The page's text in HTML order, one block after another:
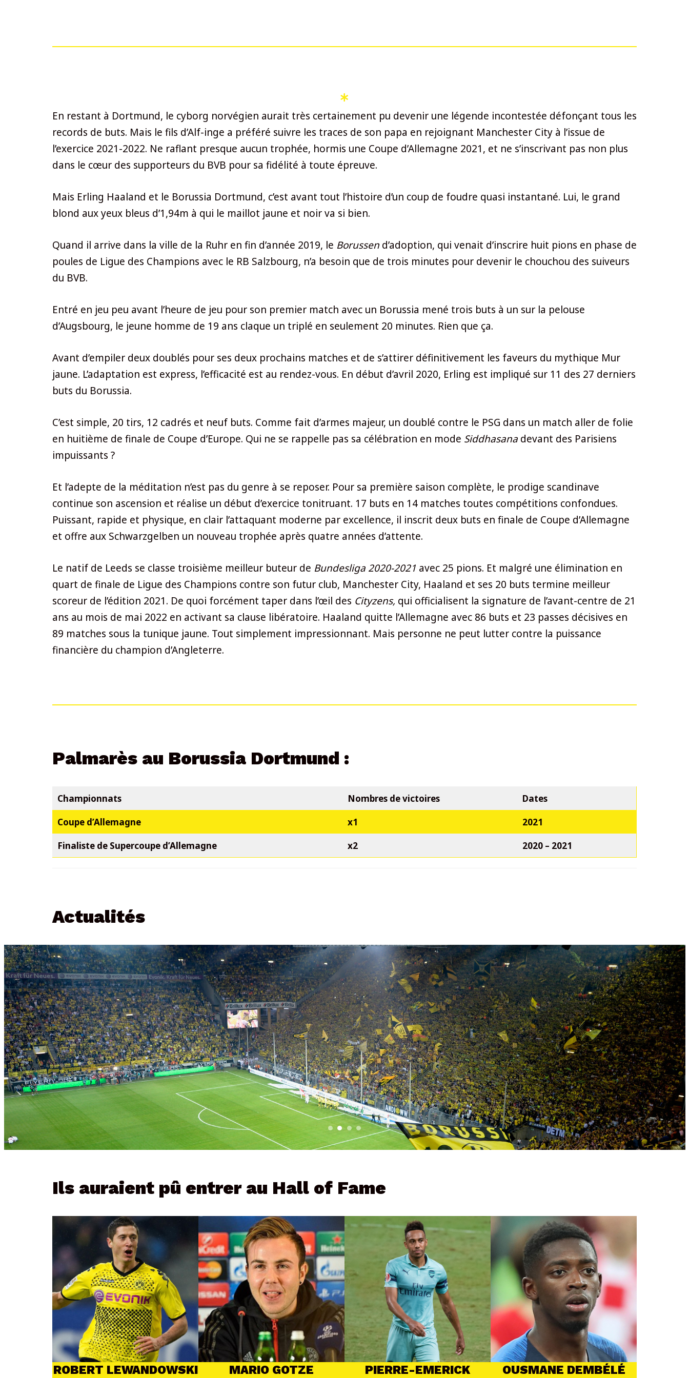
En restant à Dortmund, le cyborg norvégien aurait très certainement pu devenir une légende incontestée défonçant tous les
records de buts. Mais le fils d’Alf-inge a préféré suivre les traces de son papa en rejoignant Manchester City à l’issue de
l’exercice 2021-2022. Ne raflant presque aucun trophée, hormis une Coupe d’Allemagne 2021, et ne s’inscrivant pas non plus
dans le cœur des supporteurs du BVB pour sa fidélité à toute épreuve.
Mais Erling Haaland et le Borussia Dortmund, c’est avant tout l’histoire d’un coup de foudre quasi instantané. Lui, le grand
blond aux yeux bleus d’1,94m à qui le maillot jaune et noir va si bien.
Quand il arrive dans la ville de la Ruhr en fin d’année 2019, le Borussen d’adoption, qui venait d’inscrire huit pions en phase de
poules de Ligue des Champions avec le RB Salzbourg, n’a besoin que de trois minutes pour devenir le chouchou des suiveurs
du BVB.
Entré en jeu peu avant l’heure de jeu pour son premier match avec un Borussia mené trois buts à un sur la pelouse
d’Augsbourg, le jeune homme de 19 ans claque un triplé en seulement 20 minutes. Rien que ça.
Avant d’empiler deux doublés pour ses deux prochains matches et de s’attirer définitivement les faveurs du mythique Mur
jaune. L’adaptation est express, l’efficacité est au rendez-vous. En début d’avril 2020, Erling est impliqué sur 11 des 27 derniers
buts du Borussia.
C’est simple, 20 tirs, 12 cadrés et neuf buts. Comme fait d’armes majeur, un doublé contre le PSG dans un match aller de folie
en huitième de finale de Coupe d’Europe. Qui ne se rappelle pas sa célébration en mode Siddhasana devant des Parisiens
impuissants ?
Et l’adepte de la méditation n’est pas du genre à se reposer. Pour sa première saison complète, le prodige scandinave
continue son ascension et réalise un début d’exercice tonitruant. 17 buts en 14 matches toutes compétitions confondues.
Puissant, rapide et physique, en clair l’attaquant moderne par excellence, il inscrit deux buts en finale de Coupe d’Allemagne
et offre aux Schwarzgelben un nouveau trophée après quatre années d’attente.
Le natif de Leeds se classe troisième meilleur buteur de Bundesliga 2020-2021 avec 25 pions. Et malgré une élimination en
quart de finale de Ligue des Champions contre son futur club, Manchester City, Haaland et ses 20 buts termine meilleur
scoreur de l’édition 2021. De quoi forcément taper dans l’œil des Cityzens, qui officialisent la signature de l’avant-centre de 21
ans au mois de mai 2022 en activant sa clause libératoire. Haaland quitte l’Allemagne avec 86 buts et 23 passes décisives en
89 matches sous la tunique jaune. Tout simplement impressionnant. Mais personne ne peut lutter contre la puissance
financière du champion d’Angleterre.
Palmarès au Borussia Dortmund :
Championnats Nombres de victoires
Dates
Coupe d’Allemagne
x1
2021
Finaliste de Supercoupe d’Allemagne
x2 2020 – 2021
Actualités
Ils auraient pû entrer au Hall of Fame
ROBERT LEWANDOWSKI MARIO GOTZE PIERRE-EMERICK OUSMANE DEMBÉLÉ